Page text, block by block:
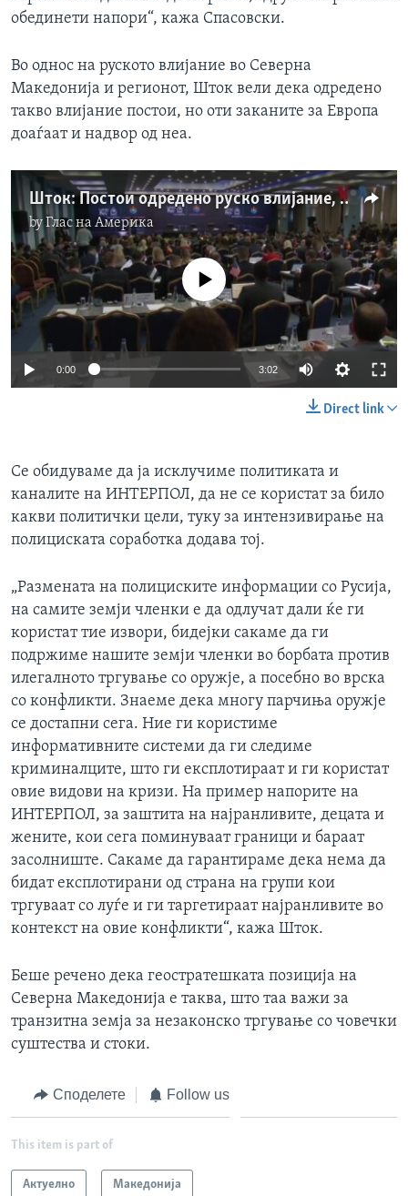
обединети напори“, кажа Спасовски.
Во однос на руското влијание во Северна
Македонија и регионот, Шток вели дека одредено
такво влијание постои, но оти заканите за Европа
доаѓаат и надвор од неа.
Шток: Постои одредено руско влијание, но заканите за Европа доаѓаат и надвор од неа
byГлас на Америка
No media source currently available
0:00 3:02
Direct link
Се обидуваме да ја исклучиме политиката и
каналите на ИНТЕРПОЛ, да не се користат за било
какви политички цели, туку за интензивирање на
полициската соработка додава тој.
„Размената на полициските информации со Русија,
на самите земји членки е да одлучат дали ќе ги
користат тие извори, бидејки сакаме да ги
подржиме нашите земји членки во борбата против
илегалното тргување со оружје, а посебно во врска
со конфликти. Знаеме дека многу парчиња оружје
се достапни сега. Ние ги користиме
информативните системи да ги следиме
криминалците, што ги експлотираат и ги користат
овие видови на кризи. На пример напорите на
ИНТЕРПОЛ, за заштита на најранливите, децата и
жените, кои сега поминуваат граници и бараат
засолниште. Сакаме да гарантираме дека нема да
бидат експлотирани од страна на групи кои
тргуваат со луѓе и ги таргетираат најранливите во
контекст на овие конфликти“, кажа Шток.
Беше речено дека геостратешката позиција на
Северна Македонија е таква, што таа важи за
транзитна земја за незаконско тргување со човечки
суштества и стоки.
Споделете Follow us
This item is part of
Актуелно Македонија